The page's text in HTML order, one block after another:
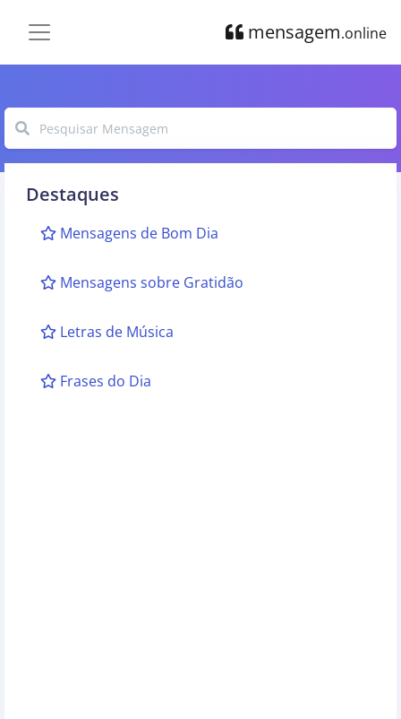
mensagem.online
Destaques
Mensagens de Bom Dia
Mensagens sobre Gratidão
Letras de Música
Frases do Dia